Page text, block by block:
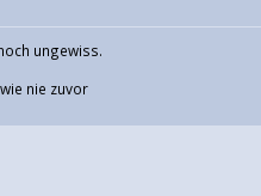
ungewiss.
nie zuvor